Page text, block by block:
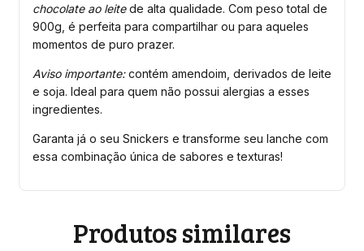
chocolate ao leitede alta qualidade. Com peso total de
900g, é perfeita para compartilhar ou para aqueles
momentos de puro prazer.
Aviso importante:contém amendoim, derivados de leite
e soja. Ideal para quem não possui alergias a esses
ingredientes.
Garanta já o seu Snickers e transforme seu lanche com
essa combinação única de sabores e texturas!
Produtos similares